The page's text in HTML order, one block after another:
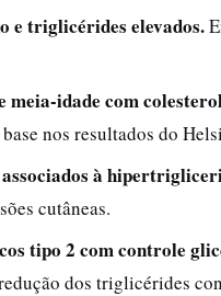
e triglicérides elevados.
idade com
nos resultados do
à
cutâneas.
tipo 2 com controle
dos triglicérides